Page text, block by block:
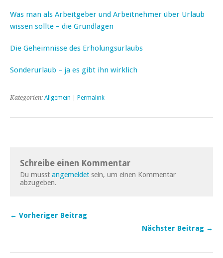
Was man als Arbeitgeber und Arbeitnehmer über Urlaub
wissen sollte – die Grundlagen
Die Geheimnisse des Erholungsurlaubs
Sonderurlaub – ja es gibt ihn wirklich
Kategorien: Allgemein Permalink
Schreibe einen Kommentar
Du musst angemeldet sein, um einen Kommentar
abzugeben.
← Vorheriger Beitrag
Nächster Beitrag →